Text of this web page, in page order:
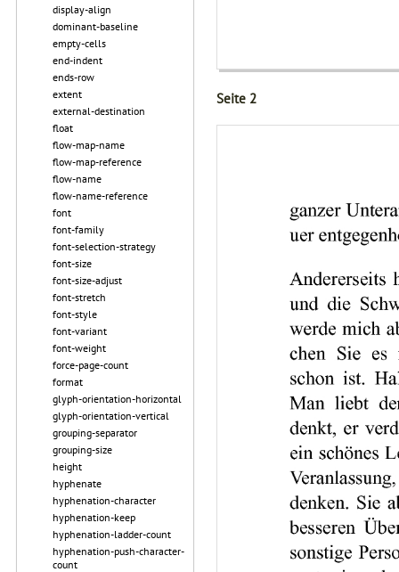
display-align
dominant-baseline
empty-cells
end-indent
ends-row
extent
external-destination
float
flow-map-name
flow-map-reference
flow-name
flow-name-reference
font
font-family
font-selection-strategy
font-size
font-size-adjust
font-stretch
font-style
font-variant
font-weight
force-page-count
format
glyph-orientation-horizontal
glyph-orientation-vertical
grouping-separator
grouping-size
height
hyphenate
hyphenation-character
hyphenation-keep
hyphenation-ladder-count
hyphenation-push-character-
count
Seite 2